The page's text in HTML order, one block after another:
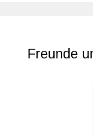
Freunde